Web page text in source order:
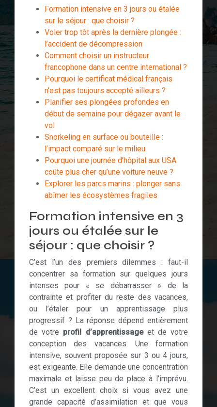
Formation intensive en 3 jours ou étalée
sur le séjour : que choisir ?
Voler trop tôt après la dernière plongée :
l’accident de décompression
Comment choisir un instructeur
francophone dans un centre international ?
Pourquoi le certificat médical français
n’est pas toujours accepté ailleurs ?
Planifier ses plongées profondes en
début de semaine pour dégazer avant le
vol
Snorkeling en surface ou bouteille :
l’impact comparé sur le milieu
Pourquoi une journée d’hôpital aux USA
coûte plus cher qu’une voiture neuve ?
Explorer les parcs marins : plonger sans
abîmer les écosystèmes fragiles
Formation intensive en 3
jours ou étalée sur le
séjour : que choisir ?
C’est l’un des premiers dilemmes : faut-il
concentrer sa formation sur quelques jours
intenses pour « se débarrasser » de la
contrainte et profiter du reste des vacances,
ou l’étaler pour un apprentissage plus
progressif ? La réponse dépend entièrement
de votre profil d’apprentissageet de votre
conception des vacances. Une formation
intensive, souvent proposée sur 3 ou 4 jours,
est exigeante. Elle demande une concentration
maximale et laisse peu de place à l’imprévu.
C’est un excellent choix si vous avez une
grande capacité d’assimilation et que vous